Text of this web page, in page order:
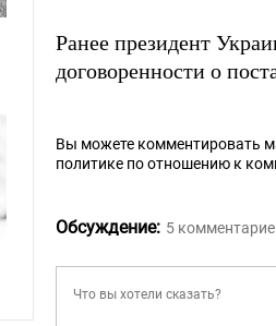
Ранее президент
договоренности о
Вы можете комментировать
политике по отношению к
Обсуждение: 5